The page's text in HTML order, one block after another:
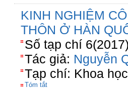
KINH NGHIỆM
THÔN Ở HÀN
Số tạp chí
Tác giả: Nguyễn
Tạp chí: Khoa
Tóm tắt